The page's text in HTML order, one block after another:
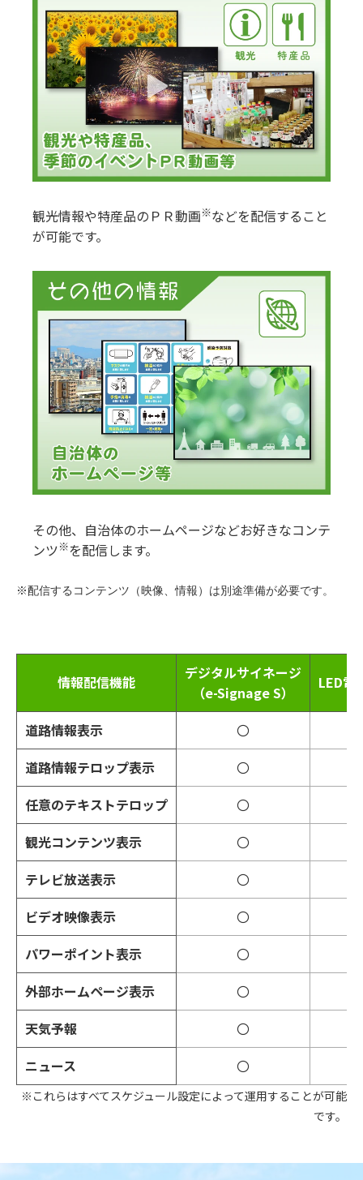
観光情報や特産品のＰＲ動画※などを配信すること
が可能です。
その他、自治体のホームページなどお好きなコンテ
ンツ※を配信します。
※配信するコンテンツ（映像、情報）は別途準備が必要です。
情報配信機能
デジタルサイネージ
（e-Signage S）
LED電
道路情報表示 〇
道路情報テロップ表示
〇
任意のテキストテロップ
〇
観光コンテンツ表示
〇
テレビ放送表示
〇
ビデオ映像表示
〇
パワーポイント表示
〇
外部ホームページ表示
〇
天気予報
〇
ニュース
〇
※これらはすべてスケジュール設定によって運用することが可能
です。